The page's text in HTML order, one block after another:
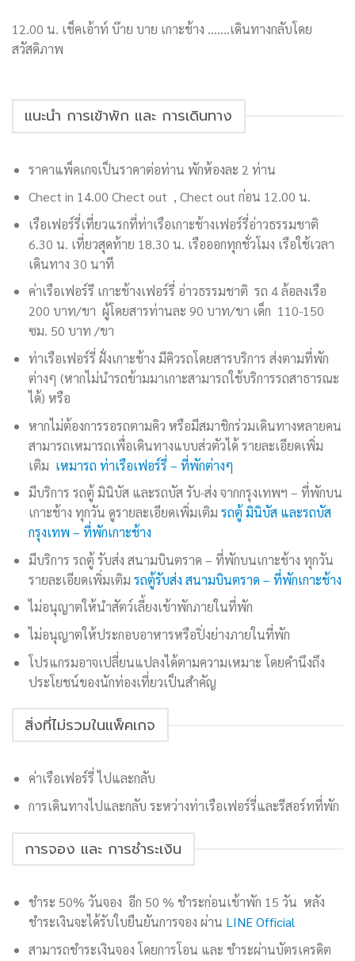
12.00 น. เช็คเอ้าท์ บ๊าย บาย เกาะช้าง …….เดินทางกลับโดย
สวัสดิภาพ
แนะนำ การเข้าพัก และ การเดินทาง
ราคาแพ็คเกจเป็นราคาต่อท่าน พักห้องละ 2 ท่าน
Chect in 14.00 Chect out , Chect out ก่อน 12.00 น.
เรือเฟอร์รี่เที่ยวแรกที่ท่าเรือเกาะช้างเฟอร์รี่อ่าวธรรมชาติ
6.30 น. เที่ยวสุดท้าย 18.30 น. เรือออกทุกชั่วโมง เรือใช้เวลา
เดินทาง 30 นาที
ค่าเรือเฟอร์รี เกาะช้างเฟอร์รี่ อ่าวธรรมชาติ รถ 4 ล้อลงเรือ
200 บาท/ขา ผู้โดยสารท่านละ 90 บาท/ขา เด็ก 110-150
ซม. 50 บาท /ขา
ท่าเรือเฟอร์รี่ ฝั่งเกาะช้าง มีคิวรถโดยสารบริการ ส่งตามที่พัก
ต่างๆ (หากไม่นำรถข้ามมาเกาะสามารถใช้บริการรถสาธารณะ
ได้) หรือ
หากไม่ต้องการรอรถตามคิว หรือมีสมาชิกร่วมเดินทางหลายคน
สามารถเหมารถเพื่อเดินทางแบบส่วตัวได้ รายละเอียดเพิ่ม
เติม เหมารถ ท่าเรือเฟอร์รี่ – ที่พักต่างๆ
มีบริการ รถตู้ มินิบัส และรถบัส รับ-ส่ง จากกรุงเทพฯ – ที่พักบน
เกาะช้าง ทุกวัน ดูรายละเอียดเพิ่มเติม รถตู้ มินิบัส และรถบัส
กรุงเทพ – ที่พักเกาะช้าง
มีบริการ รถตู้ รับส่ง สนามบินตราด – ที่พักบนเกาะช้าง ทุกวัน
รายละเอียดเพิ่มเติม รถตู้รับส่ง สนามบินตราด – ที่พักเกาะช้าง
ไม่อนุญาตให้นำสัตว์เลี้ยงเข้าพักภายในที่พัก
ไม่อนุญาตให้ประกอบอาหารหรือปิ่งย่างภายในที่พัก
โปรแกรมอาจเปลี่ยนแปลงได้ตามความเหมาะ โดยคำนึงถึง
ประโยชน์ของนักท่องเที่ยวเป็นสำคัญ
สิ่งที่ไม่รวมในแพ็คเกจ
ค่าเรือเฟอร์รี่ ไปและกลับ
การเดินทางไปและกลับ ระหว่างท่าเรือเฟอร์รี่และรีสอร์ทที่พัก
การจอง และ การชำระเงิน
ชำระ 50% วันจอง อีก 50 % ชำระก่อนเข้าพัก 15 วัน หลัง
ชำระเงินจะได้รับใบยืนยันการจอง ผ่าน LINE Official
สามารถชำระเงินจอง โดยการโอน และ ชำระผ่านบัตรเครดิต